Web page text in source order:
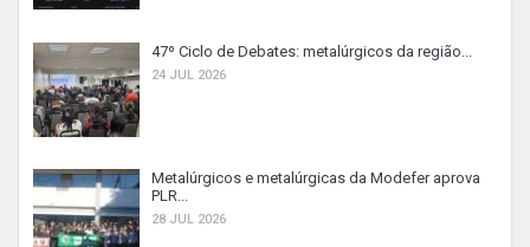
47º Ciclo de Debates: metalúrgicos da região...
24 JUL 2026
Metalúrgicos e metalúrgicas da Modefer aprova
PLR...
28 JUL 2026